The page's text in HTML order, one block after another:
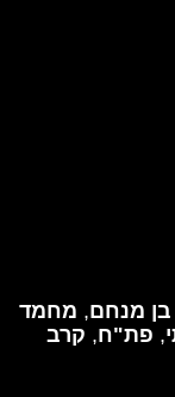
בן מנחם, מחמד
, פת"ח, קרב